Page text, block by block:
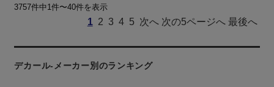
3757件中1件〜40件を表示
1 2 3 4 5 次へ 次の5ページへ 最後へ
デカール-メーカー別のランキング